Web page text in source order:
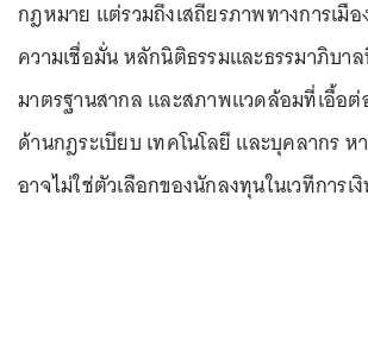
กฎหมาย แต่รวมถึงเสถียรภาพทางการเมือ
ความเชื่อมั่น หลักนิติธรรมและธรรมาภิบาล
มาตรฐานสากล และสภาพแวดล้อมที่เอื้อต่
ด้านกฎระเบียบ เทคโนโลยี และบุคลากร ห
อาจไม่ใช่ตัวเลือกของนักลงทุนในเวทีการเ